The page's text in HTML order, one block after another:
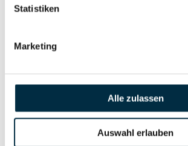
Statistiken
Marketing
Alle zulassen
Auswahl erlauben
Unternehmensnetzwerk
Wirtschaftlich
Berechtigten Pfad
anfragen